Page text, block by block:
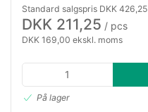
Standard salgspris DKK 426,25
DKK 211,25 / pcs
DKK 169,00 ekskl. moms
På lager